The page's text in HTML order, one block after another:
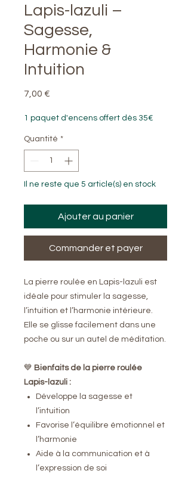
Lapis-lazuli –
Sagesse,
Harmonie &
Intuition
7,00 €
1 paquet d'encens offert dès 35€
Quantité *
Il ne reste que 5 article(s) en stock
Ajouter au panier
Commander et payer
La pierre roulée en Lapis-lazuli est
idéale pour stimuler la sagesse,
l’intuition et l’harmonie intérieure.
Elle se glisse facilement dans une
poche ou sur un autel de méditation.
💙 Bienfaits de la pierre roulée
Lapis-lazuli :
Développe la sagesse et
l’intuition
Favorise l’équilibre émotionnel et
l’harmonie
Aide à la communication et à
l’expression de soi